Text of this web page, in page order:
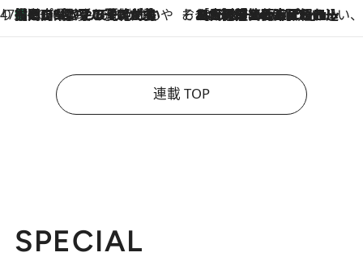
47都道府県の手みやげ ひんやりスイーツで夏を満喫
2026.8.10
【岡山県】この夏絶対食べたい 冷やしておいしいおやつ3選 フルーツが主役のプリンやアイスが勢揃い そおだよおこの関西おいしい、おやつ紀行
2026.8.9
［大阪府箕面市］一皿一皿目の前で仕上げられる、料理を巧みに組み込んだアシェットデセールコース「ミチル アシェット デセール（Michiru assiette dessert）」
連載 TOP
SPECIAL